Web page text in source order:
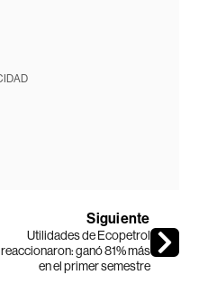
Siguiente
Utilidades de Ecopetrol
reaccionaron: ganó 81% más
en el primer semestre